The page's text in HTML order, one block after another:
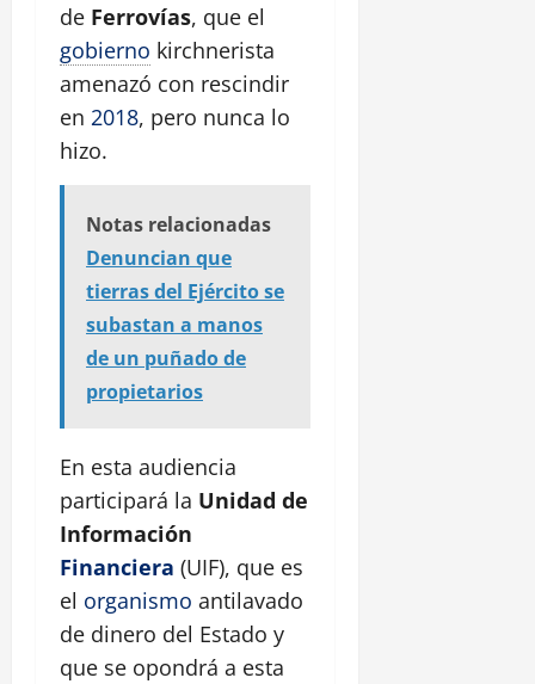
de Ferrovías, que el
gobierno kirchnerista
amenazó con rescindir
en 2018, pero nunca lo
hizo.
Notas relacionadas
Denuncian que
tierras del Ejército se
subastan a manos
de un puñado de
propietarios
En esta audiencia
participará la Unidad de
Información
Financiera (UIF), que es
el organismo antilavado
de dinero del Estado y
que se opondrá a esta